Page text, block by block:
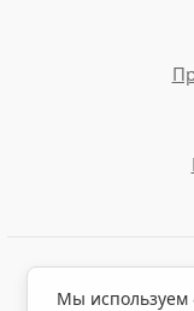
Политика
Мы используем